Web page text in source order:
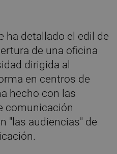
ha detallado el edil de
de una oficina
dirigida al
en centros de
hecho con las
comunicación
"las audiencias" de